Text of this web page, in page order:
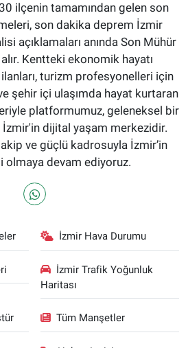
ilçenin tamamından gelen son
son dakika deprem İzmir
açıklamaları anında Son Mühür
Kentteki ekonomik hayatı
turizm profesyonelleri için
şehir içi ulaşımda hayat kurtaran
platformumuz, geleneksel bir
dijital yaşam merkezidir.
ve güçlü kadrosuyla İzmir’in
olmaya devam ediyoruz.
İzmir Hava Durumu
İzmir Trafik Yoğunluk
Haritası
Tüm Manşetler